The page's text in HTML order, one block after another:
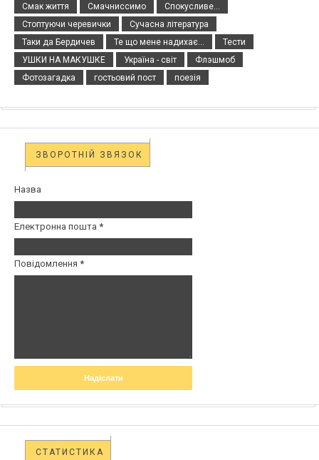
Смак життя
Смачниссимо
Спокусливе...
Стоптуючи черевички
Сучасна література
Таки да Бердичев
Те що мене надихає...
Тести
УШКИ НА МАКУШКЕ
Україна - світ
Флэшмоб
Фотозагадка
гостьовий пост поезія
ЗВОРОТНІЙ ЗВЯЗОК
Назва
Електронна пошта *
Повідомлення *
СТАТИСТИКА